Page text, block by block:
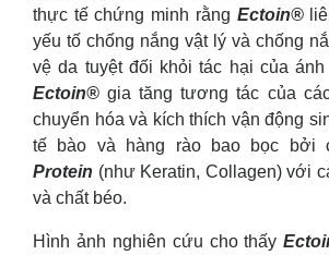
thực tế chứng minh rằng Ectoin®
yếu tố chống nắng vật lý và chống
vệ da tuyệt đối khỏi tác hại của
Ectoin® gia tăng tương tác của
chuyển hóa và kích thích vận động
tế bào và hàng rào bao bọc bởi
Protein (như Keratin, Collagen) với
và chất béo.
Hình ảnh nghiên cứu cho thấy